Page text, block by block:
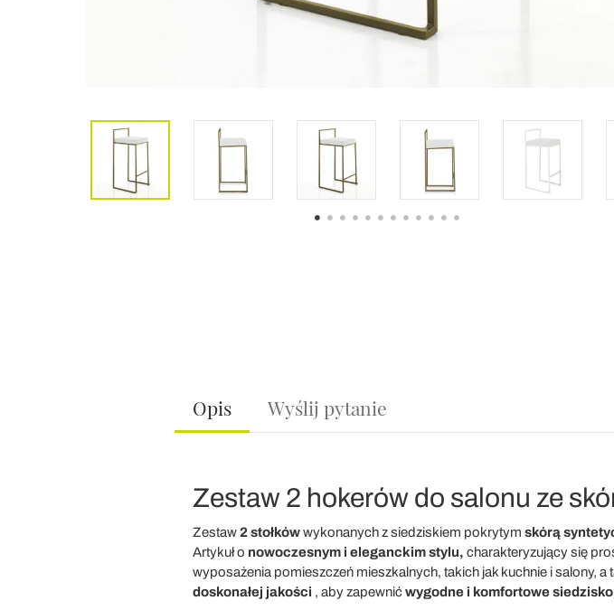
Opis Wyślij pytanie
Zestaw 2 hokerów do salonu ze
Zestaw 2 stołkówwykonanych z siedziskiem pokrytym skórą
Artykuł o nowoczesnym i eleganckim stylu, charakteryzujący się
wyposażenia pomieszczeń mieszkalnych, takich jak kuchnie i salony,
doskonałej jakości , aby zapewnićwygodne i komfortowe